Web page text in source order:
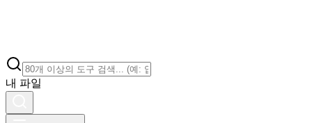
내 파일